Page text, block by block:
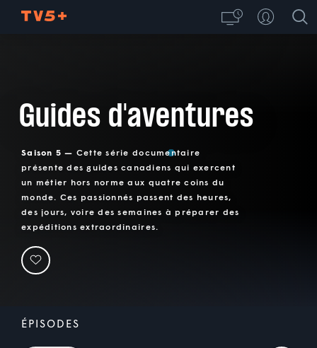
Guides d'aventures
Saison 5 — Cette série documentaire
présente des guides canadiens qui exercent
un métier hors norme aux quatre coins du
monde. Ces passionnés passent des heures,
des jours, voire des semaines à préparer des
expéditions extraordinaires.
ÉPISODES